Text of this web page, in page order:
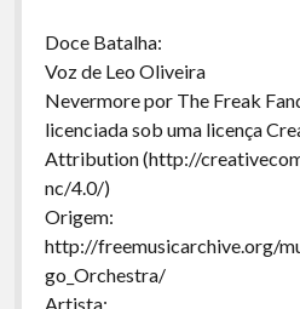
Doce Batalha:
Voz de Leo Oliveira
Nevermore por The Freak
licenciada sob uma licença
Attribution (http://
nc/4.0/)
Origem:
http://freemusicarchive.org/
go_Orchestra/
Artista: